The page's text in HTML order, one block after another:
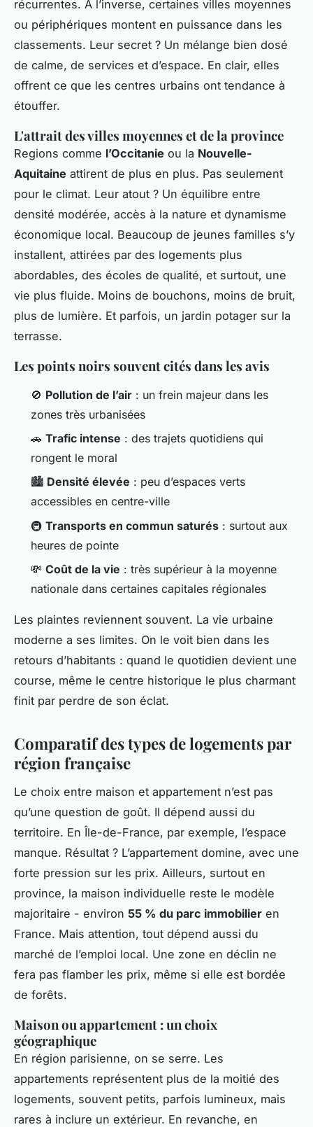
récurrentes. À l’inverse, certaines villes moyennes
ou périphériques montent en puissance dans les
classements. Leur secret ? Un mélange bien dosé
de calme, de services et d’espace. En clair, elles
offrent ce que les centres urbains ont tendance à
étouffer.
L'attrait des villes moyennes et de la province
Regions comme l’Occitanie ou la Nouvelle-
Aquitaine attirent de plus en plus. Pas seulement
pour le climat. Leur atout ? Un équilibre entre
densité modérée, accès à la nature et dynamisme
économique local. Beaucoup de jeunes familles s’y
installent, attirées par des logements plus
abordables, des écoles de qualité, et surtout, une
vie plus fluide. Moins de bouchons, moins de bruit,
plus de lumière. Et parfois, un jardin potager sur la
terrasse.
Les points noirs souvent cités dans les avis
🚫 Pollution de l’air : un frein majeur dans les
zones très urbanisées
🚗 Trafic intense : des trajets quotidiens qui
rongent le moral
🏙️ Densité élevée : peu d’espaces verts
accessibles en centre-ville
🚇 Transports en commun saturés : surtout aux
heures de pointe
💸 Coût de la vie : très supérieur à la moyenne
nationale dans certaines capitales régionales
Les plaintes reviennent souvent. La vie urbaine
moderne a ses limites. On le voit bien dans les
retours d’habitants : quand le quotidien devient une
course, même le centre historique le plus charmant
finit par perdre de son éclat.
Comparatif des types de logements par
région française
Le choix entre maison et appartement n’est pas
qu’une question de goût. Il dépend aussi du
territoire. En Île-de-France, par exemple, l’espace
manque. Résultat ? L’appartement domine, avec une
forte pression sur les prix. Ailleurs, surtout en
province, la maison individuelle reste le modèle
majoritaire - environ 55 % du parc immobilier en
France. Mais attention, tout dépend aussi du
marché de l’emploi local. Une zone en déclin ne
fera pas flamber les prix, même si elle est bordée
de forêts.
Maison ou appartement : un choix
géographique
En région parisienne, on se serre. Les
appartements représentent plus de la moitié des
logements, souvent petits, parfois lumineux, mais
rares à inclure un extérieur. En revanche, en